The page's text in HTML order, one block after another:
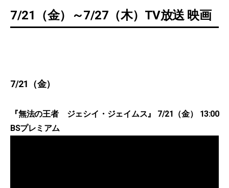
7/21（金）～7/27（木）TV放送 映画
7/21（金）
『無法の王者 ジェシイ・ジェイムス』 7/21（金） 13:00
BSプレミアム